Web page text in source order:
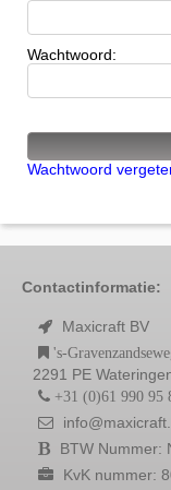
Wachtwoord:
Wachtwoord
Contactinformatie:
Maxicraft BV
's-
2291 PE
+31 (0)61 990 95
BTW Nummer:
KvK nummer: